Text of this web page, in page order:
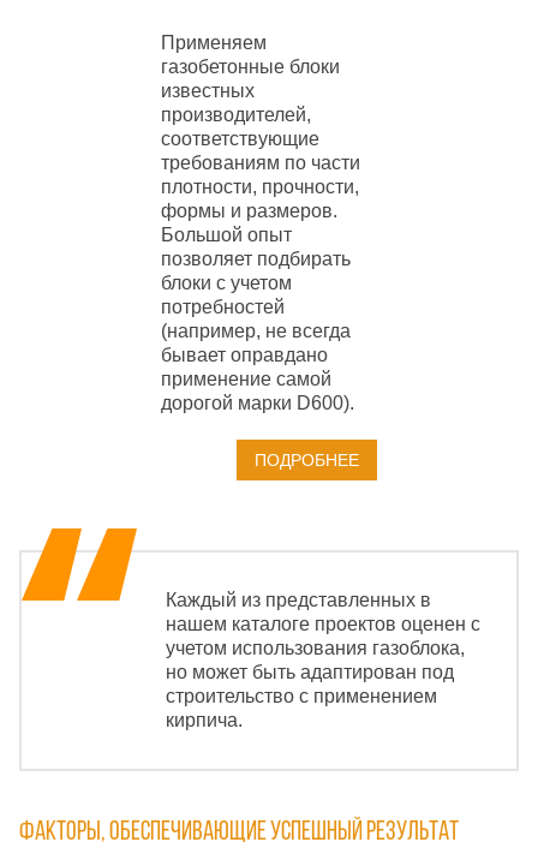
Применяем
газобетонные блоки
известных
производителей,
соответствующие
требованиям по части
плотности, прочности,
формы и размеров.
Большой опыт
позволяет подбирать
блоки с учетом
потребностей
(например, не всегда
бывает оправдано
применение самой
дорогой марки D600).
ПОДРОБНЕЕ
Каждый из представленных в
нашем каталоге проектов оценен с
учетом использования газоблока,
но может быть адаптирован под
строительство с применением
кирпича.
Факторы, обеспечивающие успешный результат